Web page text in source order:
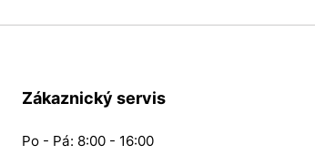
Zákaznický servis
Po - Pá: 8:00 - 16:00